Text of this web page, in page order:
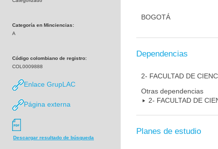
Categoría en Minciencias:
A
Código colombiano de registro:
COL0009888
Enlace GrupLAC
Página externa
Descargar resultado de búsqueda
BOGOTÁ
Dependencias
2- FACULTAD DE
Otras dependencias
2- FACULTAD DE
Planes de estudio